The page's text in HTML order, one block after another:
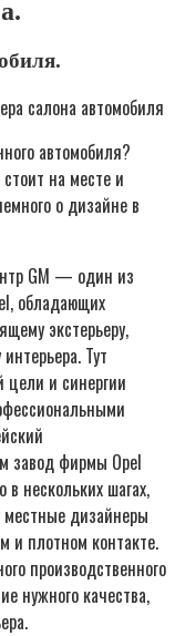
автомобиля?
на месте и
о дизайне в
GM — один из
обладающих
экстерьеру,
Тут
и синергии
завод фирмы Opel
в нескольких шагах,
местные дизайнеры
и плотном контакте.
производственного
нужного качества,